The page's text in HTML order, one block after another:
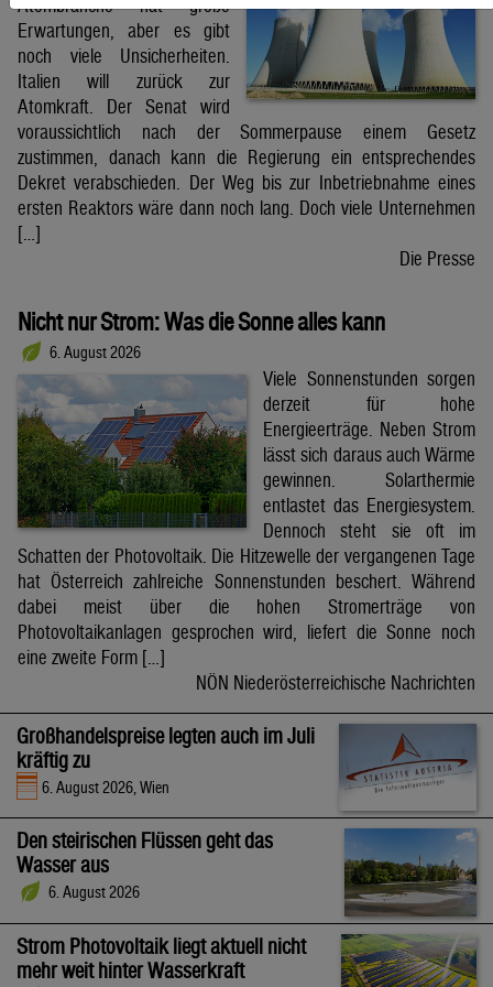
Atombranche hat große
Erwartungen, aber es gibt
noch viele Unsicherheiten.
Italien will zurück zur
Atomkraft. Der Senat wird
voraussichtlich nach der Sommerpause einem Gesetz
zustimmen, danach kann die Regierung ein entsprechendes
Dekret verabschieden. Der Weg bis zur Inbetriebnahme eines
ersten Reaktors wäre dann noch lang. Doch viele Unternehmen
[…]
Die Presse
Nicht nur Strom: Was die Sonne alles kann
6. August 2026
Viele Sonnenstunden sorgen
derzeit für hohe
Energieerträge. Neben Strom
lässt sich daraus auch Wärme
gewinnen. Solarthermie
entlastet das Energiesystem.
Dennoch steht sie oft im
Schatten der Photovoltaik. Die Hitzewelle der vergangenen Tage
hat Österreich zahlreiche Sonnenstunden beschert. Während
dabei meist über die hohen Stromerträge von
Photovoltaikanlagen gesprochen wird, liefert die Sonne noch
eine zweite Form […]
NÖN Niederösterreichische Nachrichten
Großhandelspreise legten auch im Juli
kräftig zu
6. August 2026, Wien
Den steirischen Flüssen geht das
Wasser aus
6. August 2026
Strom Photovoltaik liegt aktuell nicht
mehr weit hinter Wasserkraft